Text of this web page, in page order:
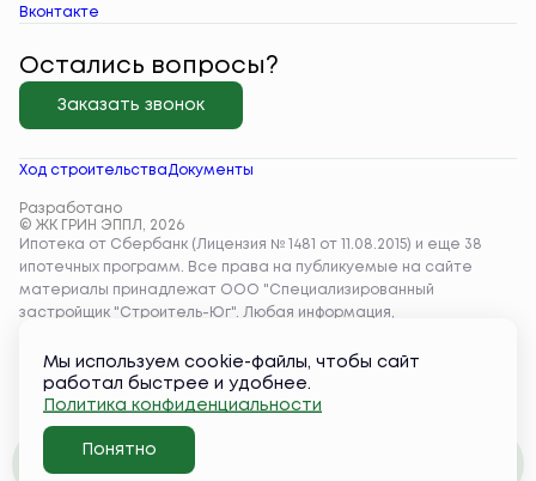
Вконтакте
Ход строительстваДокументы
Разработано
© ЖК ГРИН ЭППЛ, 2026
Остались вопросы?
Заказать звонок
Забронировать
Мы используем cookie-файлы, чтобы сайт
работал быстрее и удобнее.
Политика конфиденциальности
Понятно